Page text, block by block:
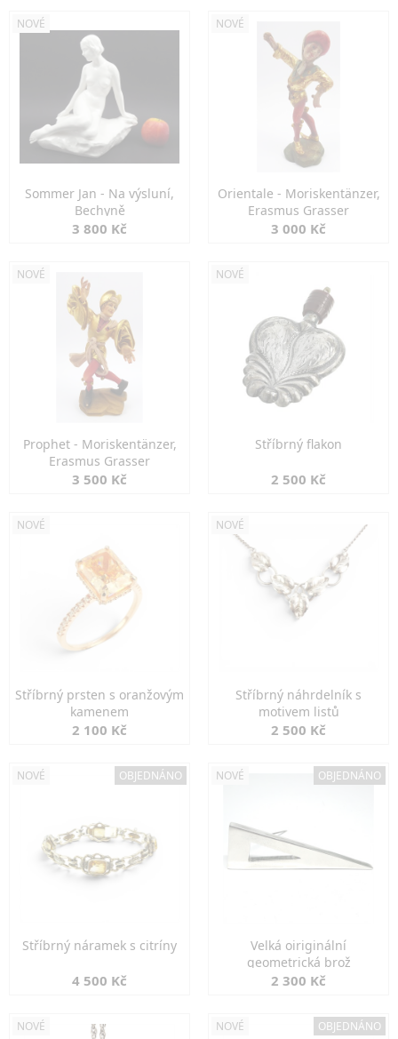
NOVÉ
Sommer Jan - Na výsluní,
Bechyně
3 800 Kč
NOVÉ
Orientale - Moriskentänzer,
Erasmus Grasser
3 000 Kč
NOVÉ
Prophet - Moriskentänzer,
Erasmus Grasser
3 500 Kč
NOVÉ
Stříbrný flakon
2 500 Kč
NOVÉ
Stříbrný prsten s oranžovým
kamenem
2 100 Kč
NOVÉ
Stříbrný náhrdelník s
motivem listů
2 500 Kč
NOVÉ OBJEDNÁNO
Stříbrný náramek s citríny
4 500 Kč
NOVÉ OBJEDNÁNO
Velká oiriginální
geometrická brož
2 300 Kč
NOVÉ NOVÉ OBJEDNÁNO